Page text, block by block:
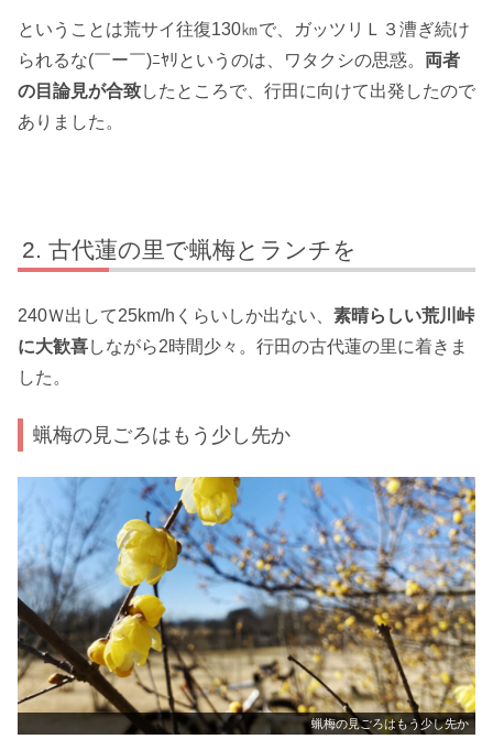
ということは荒サイ往復130㎞で、ガッツリＬ３漕ぎ続け
られるな(￣ー￣)ﾆﾔﾘというのは、ワタクシの思惑。 両者
の目論見が合致したところで、行田に向けて出発したので
ありました。
古代蓮の里で蝋梅とランチを
240Ｗ出して25km/hくらいしか出ない、 素晴らしい荒川峠
に大歓喜しながら2時間少々。行田の古代蓮の里に着きま
した。
蝋梅の見ごろはもう少し先か
蝋梅の見ごろはもう少し先か